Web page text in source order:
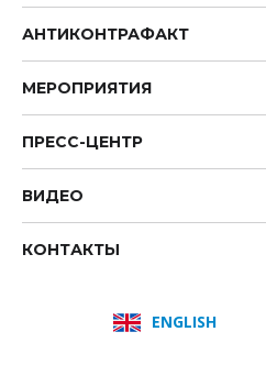
АНТИКОНТРАФАКТ
МЕРОПРИЯТИЯ
ПРЕСС-ЦЕНТР
ВИДЕО
КОНТАКТЫ
ENGLISH